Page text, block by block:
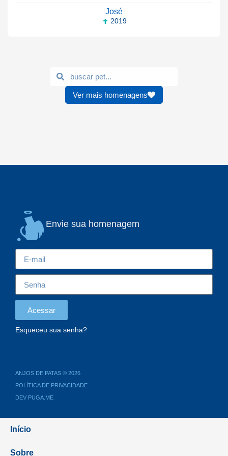
José
2019
Ver mais homenagens
ANJOS DE PATAS © 2026
POLÍTICA DE PRIVACIDADE
DEV PUGA.ME
Envie sua homenagem
Acessar
Esqueceu sua senha?
Início
Sobre